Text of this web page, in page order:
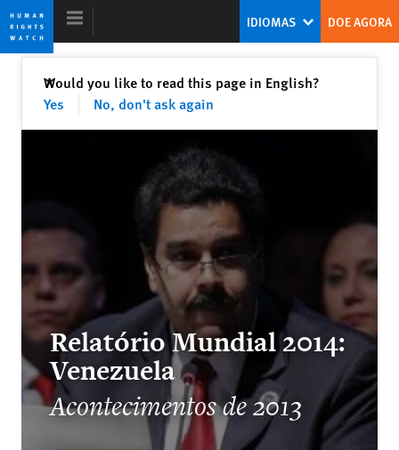
Skip
to
cookie
privacy
Skip
to
main
content
World Report 2014
Rights Struggles of 2013
Kenneth Roth
Former Executive Director
Putting Development to Rights
The Right Whose Time Has Come
(Again)
IDIOMAS DOE AGORA
Would you like to read this page in English?
Yes
No, don't ask again
✕Fechar
Relatório Mundial 2014:
Venezuela
Acontecimentos de 2013